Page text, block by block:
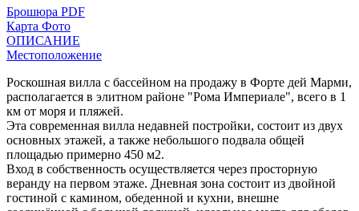
Брошюра PDF
Карта Фото
ОПИСАНИЕ
Местоположение
Роскошная вилла с бассейном на продажу в Форте дей Марми,
располагается в элитном районе "Рома Империале", всего в 1
км от моря и пляжей.
Эта современная вилла недавней постройки, состоит из двух
основных этажей, а также небольшого подвала общей
площадью примерно 450 м2.
Вход в собственность осуществляется через просторную
веранду на первом этаже. Дневная зона состоит из двойной
гостиной с камином, обеденной и кухни, внешне